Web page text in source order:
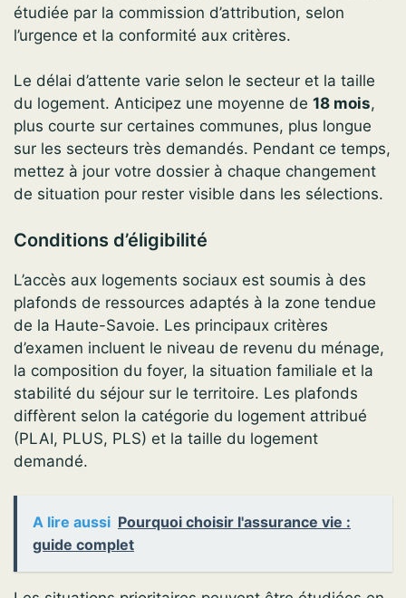
étudiée par la commission d’attribution, selon
l’urgence et la conformité aux critères.
Le délai d’attente varie selon le secteur et la taille
du logement. Anticipez une moyenne de 18 mois,
plus courte sur certaines communes, plus longue
sur les secteurs très demandés. Pendant ce temps,
mettez à jour votre dossier à chaque changement
de situation pour rester visible dans les sélections.
Conditions d’éligibilité
L’accès aux logements sociaux est soumis à des
plafonds de ressources adaptés à la zone tendue
de la Haute-Savoie. Les principaux critères
d’examen incluent le niveau de revenu du ménage,
la composition du foyer, la situation familiale et la
stabilité du séjour sur le territoire. Les plafonds
diffèrent selon la catégorie du logement attribué
(PLAI, PLUS, PLS) et la taille du logement
demandé.
A lire aussi Pourquoi choisir l'assurance vie :
guide complet